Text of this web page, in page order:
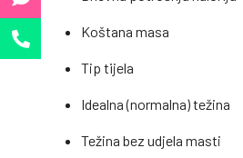
Koštana masa
Tip tijela
Idealna (normalna) težina
Težina bez udjela masti